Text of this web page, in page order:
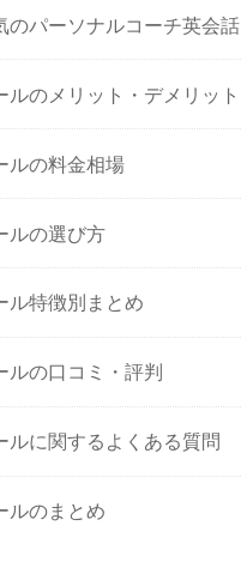
のパーソナルコーチ英会話
ルのメリット・デメリット
ルの料金相場
ルの選び方
ル特徴別まとめ
ルの口コミ・評判
ルに関するよくある質問
ルのまとめ